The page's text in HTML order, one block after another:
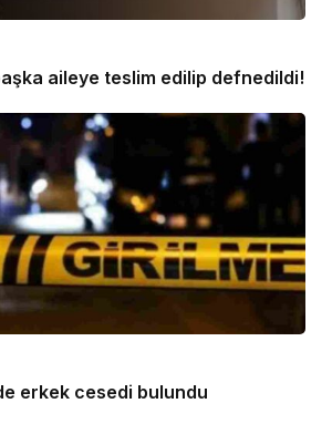
aileye teslim edilip defnedildi!
erkek cesedi bulundu